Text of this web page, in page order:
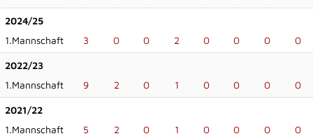
2024/25
1.Mannschaft
3 0 0 2 0 0 0 0
2022/23
1.Mannschaft
9 2 0 1 0 0 0 0
2021/22
1.Mannschaft
5 2 0 1 0 0 0 0